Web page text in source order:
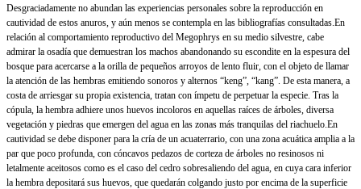
Desgraciadamente no abundan las experiencias personales sobre la reproducción en
cautividad de estos anuros, y aún menos se contempla en las bibliografías consultadas.En
relación al comportamiento reproductivo del Megophrys en su medio silvestre, cabe
admirar la osadía que demuestran los machos abandonando su escondite en la espesura del
bosque para acercarse a la orilla de pequeños arroyos de lento fluir, con el objeto de llamar
la atención de las hembras emitiendo sonoros y alternos “keng”, “kang”. De esta manera, a
costa de arriesgar su propia existencia, tratan con ímpetu de perpetuar la especie. Tras la
cópula, la hembra adhiere unos huevos incoloros en aquellas raíces de árboles, diversa
vegetación y piedras que emergen del agua en las zonas más tranquilas del riachuelo.En
cautividad se debe disponer para la cría de un acuaterrario, con una zona acuática amplia a la
par que poco profunda, con cóncavos pedazos de corteza de árboles no resinosos ni
letalmente aceitosos como es el caso del cedro sobresaliendo del agua, en cuya cara inferior
la hembra depositará sus huevos, que quedarán colgando justo por encima de la superficie